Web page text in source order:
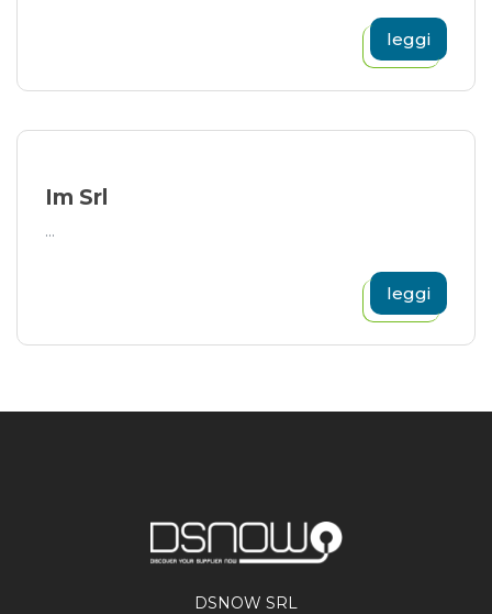
leggi
Im Srl
...
leggi
DSNOW SRL